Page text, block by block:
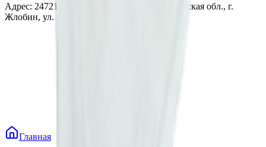
Адрес: 247210, Республика Беларусь, Гомельская обл., г.
Жлобин, ул. Козлова 2-А
Главная